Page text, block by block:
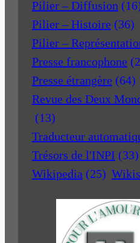
Pilier – Diffusion
Pilier – Histoire (36)
Pilier –
Presse francophone
Presse étrangère (64)
Revue des Deux
(13)
Traducteur
Trésors de l'INPI (33)
Wikipedia (25)